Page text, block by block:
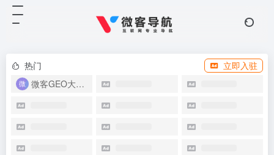
热门
立即入驻
微客GEO大模型优化系统